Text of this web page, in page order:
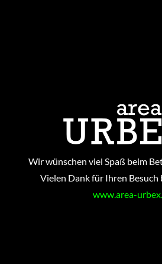
Wir wünschen viel Spaß beim
Vielen Dank für Ihren Besuch
www.area-